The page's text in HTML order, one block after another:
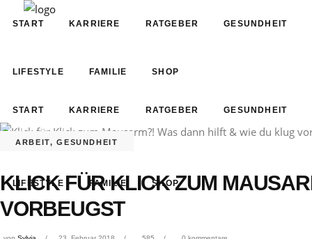
START KARRIERE RATGEBER GESUNDHEIT
LIFESTYLE FAMILIE SHOP
START KARRIERE RATGEBER GESUNDHEIT
LIFESTYLE FAMILIE SHOP
ARBEIT,GESUNDHEIT
KLICK FÜR KLICK ZUM
VORBEUGST